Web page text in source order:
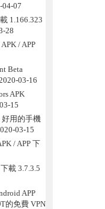
07
1.166.323
28
/ APP
Beta
03-16
APK
15
好用的手機
03-15
/ APP 下
載 3.7.3.5
APP
的免費 VPN